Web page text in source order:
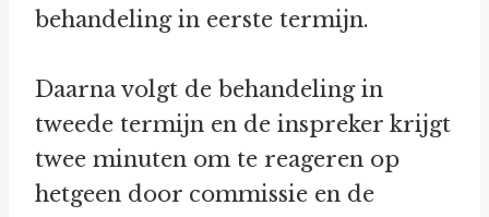
behandeling in eerste termijn.
Daarna volgt de behandeling in
tweede termijn en de inspreker krijgt
twee minuten om te reageren op
hetgeen door commissie en de